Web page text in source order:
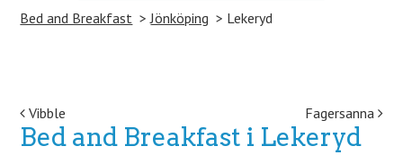
Bed and Breakfast Jönköping Lekeryd
Post navigation
Vibble Fagersanna
Bed and Breakfast i Lekeryd